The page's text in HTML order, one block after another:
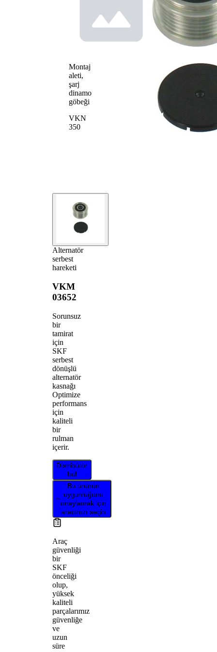
Alternatör
serbest
hareketi
VKM
03652
Sorunsuz
bir
tamirat
için
SKF
serbest
dönüşlü
alternatör
kasnağı
Optimize
performans
için
kaliteli
bir
rulman
içerir.
Distribütör
bul
Bu ürünün
uygunluğunu
onaylamak için
aracınızı seçin
Araç
güvenliği
bir
SKF
önceliği
olup,
yüksek
kaliteli
parçalarımız
güvenliğe
ve
uzun
süre
gerekli
numarası
231108.XX
Montaj
aleti,
şarj
dinamo
göbeği
VKN
350